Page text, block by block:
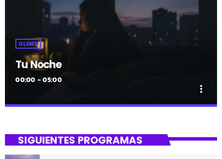
OLDIES
Tu Noche
00:00 - 05:00
more_vert
gure gaua
SIGUIENTES PROGRAMAS